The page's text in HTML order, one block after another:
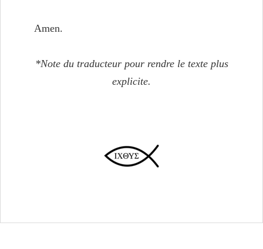
Amen.
*Note du traducteur pour rendre le texte plus
explicite.